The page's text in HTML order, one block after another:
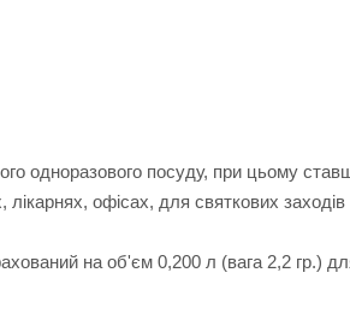
одноразового посуду, при цьому
офісах, для святкових заходів і
на об'єм 0,200 л (вага 2,2 гр.)